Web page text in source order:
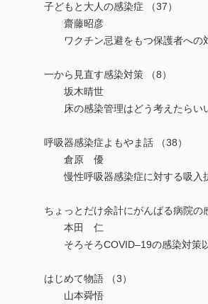
子どもと大人の感染症 （37）
齋藤昭彦
ワクチン忌避をもつ保護者への
一から見直す感染対策 （8）
坂木晴世
床の感染管理はどう考えたらい
呼吸器感染症よもやま話 （38）
倉原 優
慢性呼吸器感染症に対する吸入
ちょっとだけ余計にがんばる病院の
本田 仁
そろそろCOVID–19の感染対策
はじめて物語 （3）
山本舜悟